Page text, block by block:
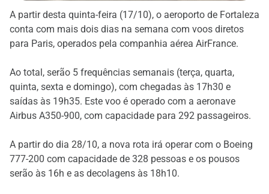
A partir desta quinta-feira (17/10), o aeroporto de Fortaleza
conta com mais dois dias na semana com voos diretos
para Paris, operados pela companhia aérea AirFrance.
Ao total, serão 5 frequências semanais (terça, quarta,
quinta, sexta e domingo), com chegadas às 17h30 e
saídas às 19h35. Este voo é operado com a aeronave
Airbus A350-900, com capacidade para 292 passageiros.
A partir do dia 28/10, a nova rota irá operar com o Boeing
777-200 com capacidade de 328 pessoas e os pousos
serão às 16h e as decolagens às 18h10.